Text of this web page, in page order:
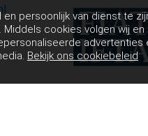
en persoonlijk van dienst te
Middels cookies volgen wij
Bekijk ons cookiebeleid